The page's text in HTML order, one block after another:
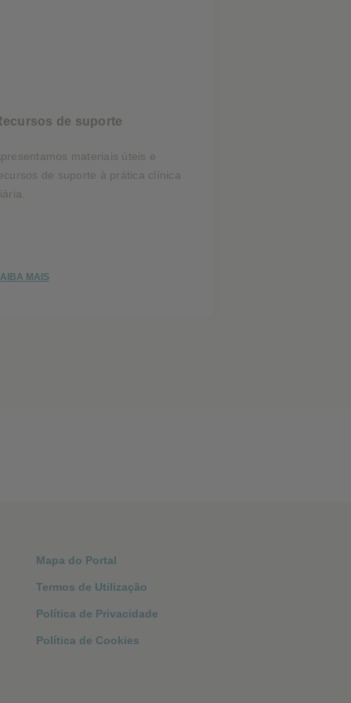
de suporte
materiais úteis e
de suporte à prática clínica
MAIS
Mapa do Portal
Termos de Utilização
Política de Privacidade
Política de Cookies